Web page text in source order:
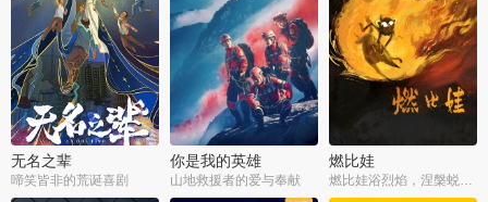
无名之辈
啼笑皆非的荒诞喜剧
你是我的英雄
山地救援者的爱与奉献
燃比娃
燃比娃浴烈焰，涅槃蜕变成人